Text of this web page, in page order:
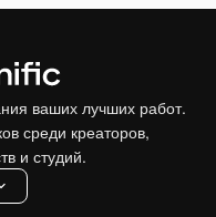
ваших лучших работ.
среди креаторов,
и студий.